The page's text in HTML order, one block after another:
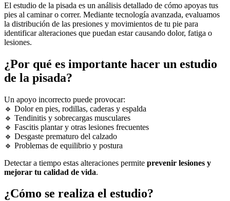
El estudio de la pisada es un análisis detallado de cómo apoyas tus
pies al caminar o correr. Mediante tecnología avanzada, evaluamos
la distribución de las presiones y movimientos de tu pie para
identificar alteraciones que puedan estar causando dolor, fatiga o
lesiones.
¿Por qué es importante hacer un estudio
de la pisada?
Un apoyo incorrecto puede provocar:
🔹 Dolor en pies, rodillas, caderas y espalda
🔹 Tendinitis y sobrecargas musculares
🔹 Fascitis plantar y otras lesiones frecuentes
🔹 Desgaste prematuro del calzado
🔹 Problemas de equilibrio y postura
Detectar a tiempo estas alteraciones permite prevenir lesiones y
mejorar tu calidad de vida.
¿Cómo se realiza el estudio?